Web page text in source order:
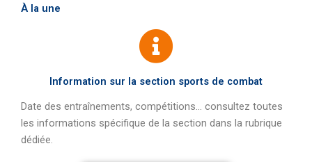
À la une
Information sur la section sports de combat
Date des entraînements, compétitions… consultez toutes
les informations spécifique de la section dans la rubrique
dédiée.